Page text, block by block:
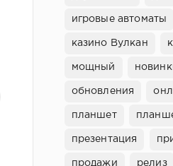
игровые автоматы
казино Вулкан
мощный
обновления
планшет
презентация
продажи релиз